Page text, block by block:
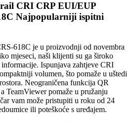
CRI CRP EUI/EUP
Najpopularniji ispitni
618C je u proizvodnji od novembra
mjeseci, naši klijenti su ga široko
Ispunjava zahtjeve CRI
volumen, što pomaže u uštedi
Neograničena funkcija QR
TeamViewer pomaže u pružanju
vam može pristupiti u roku od 24
ili poteškoće s uređajem.